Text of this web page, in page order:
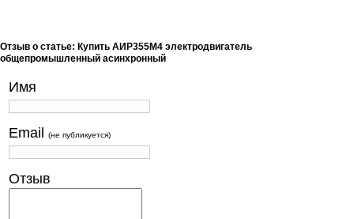
Отзыв о статье: Купить АИР355М4 электродвигатель
общепромышленный асинхронный
Имя
Email (не публикуется)
Отзыв